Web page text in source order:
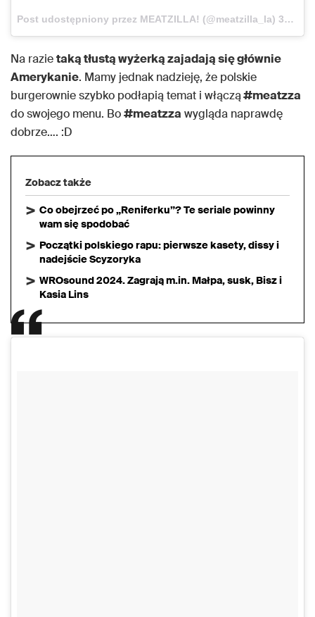
Post udostępniony przez MEATZILLA! (@meatzilla_la) 31 Paź, 2017 o 12:23 PDT
Na razietaką tłustą wyżerką zajadają się głównie
Amerykanie. Mamy jednak nadzieję, że polskie
burgerownie szybko podłapią temat i włączą#meatzza
do swojego menu. Bo#meatzza wygląda naprawdę
dobrze…. :D
Zobacz także
Co obejrzeć po „Reniferku”? Te seriale powinny
wam się spodobać
Początki polskiego rapu: pierwsze kasety, dissy i
nadejście Scyzoryka
WROsound 2024. Zagrają m.in. Małpa, susk, Bisz i
Kasia Lins